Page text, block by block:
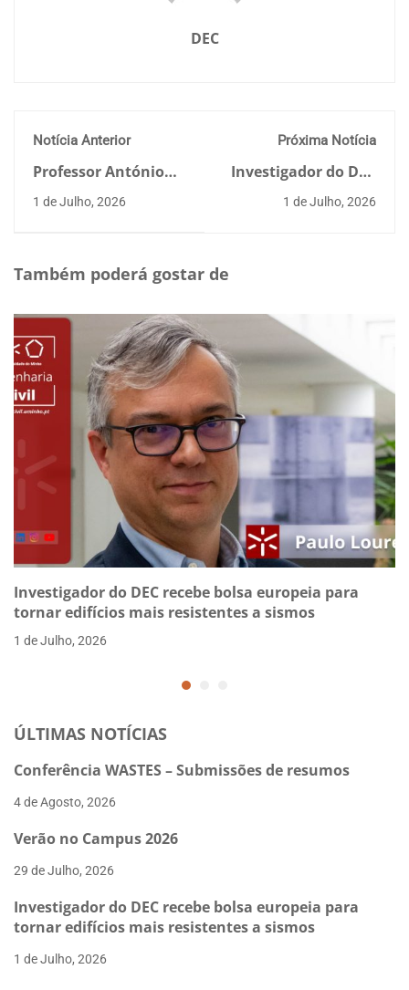
DEC
Notícia Anterior
Professor António
Gomes Correia lidera
edição de novo livro
infraestruturas
1 de Julho, 2026
Próxima Notícia
Investigador do DEC
recebe bolsa
europeia para tornar
1 de Julho, 2026
Também poderá gostar de
Investigador do DEC recebe bolsa europeia para
tornar edifícios mais resistentes a sismos
1 de Julho, 2026
ÚLTIMAS NOTÍCIAS
Conferência WASTES – Submissões de resumos
4 de Agosto, 2026
Verão no Campus 2026
29 de Julho, 2026
Investigador do DEC recebe bolsa europeia para
tornar edifícios mais resistentes a sismos
1 de Julho, 2026